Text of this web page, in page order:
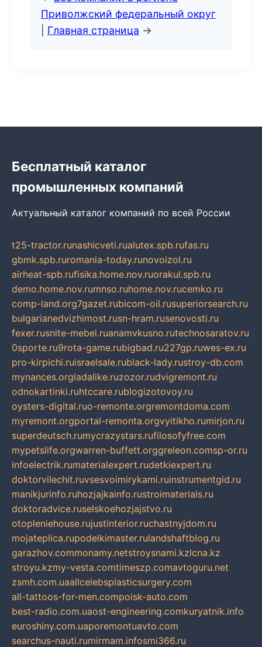
Приволжский федеральный округ
Главная страница →
Бесплатный каталог
промышленных компаний
Актуальный каталог компаний по всей России
t25-tractor.runashicveti.rualutex.spb.rufas.ru
gbmk.spb.ruromania-today.runovoizol.ru
airheat-spb.rufisika.home.nov.ruorakul.spb.ru
demo.home.nov.rumnso.ruhome.nov.rucemko.ru
comp-land.org7gazet.rubicom-oil.rusuperiorsearch.ru
bulgarianedvizhimost.rusn-hram.rusenovosti.ru
fexer.rusnite-mebel.ruanamvkusno.rutechnosaratov.ru
0sporte.ru9rota-game.rubigbad.ru227gp.ruwes-ex.ru
pro-kirpichi.ruisraelsale.rublack-lady.rustroy-db.com
mynances.orgladalike.ruzozor.rudvigremont.ru
odnokartinki.ruhtccare.rublogizotovoy.ru
oysters-digital.ruo-remonte.orgremontdoma.com
myremont.orgportal-remonta.orgvyitikho.rumirjon.ru
superdeutsch.rumycrazystars.rufilosofyfree.com
mypetslife.orgwarren-buffett.orggreleon.comsp-or.ru
infoelectrik.rumaterialexpert.rudetkiexpert.ru
doktorvilechit.ruvsesvoimirykami.ruinstrumentgid.ru
manikjurinfo.ruhozjajkainfo.rustroimaterials.ru
doktoradvice.ruselskoehozjajstvo.ru
otopleniehouse.rujustinterior.ruchastnyjdom.ru
mojateplica.rupodelkimaster.rulandshaftblog.ru
garazhov.commonamy.netstroysnami.kzlcna.kz
stroyu.kzmy-vesta.comtimeszp.comavtoguru.net
zsmh.com.uaallcelebsplasticsurgery.com
all-tattoos-for-men.compoisk-auto.com
best-radio.com.uaost-engineering.comkuryatnik.info
euroshiny.com.uaporemontuavto.com
searchus-nauti.rumirmam.infosmi366.ru